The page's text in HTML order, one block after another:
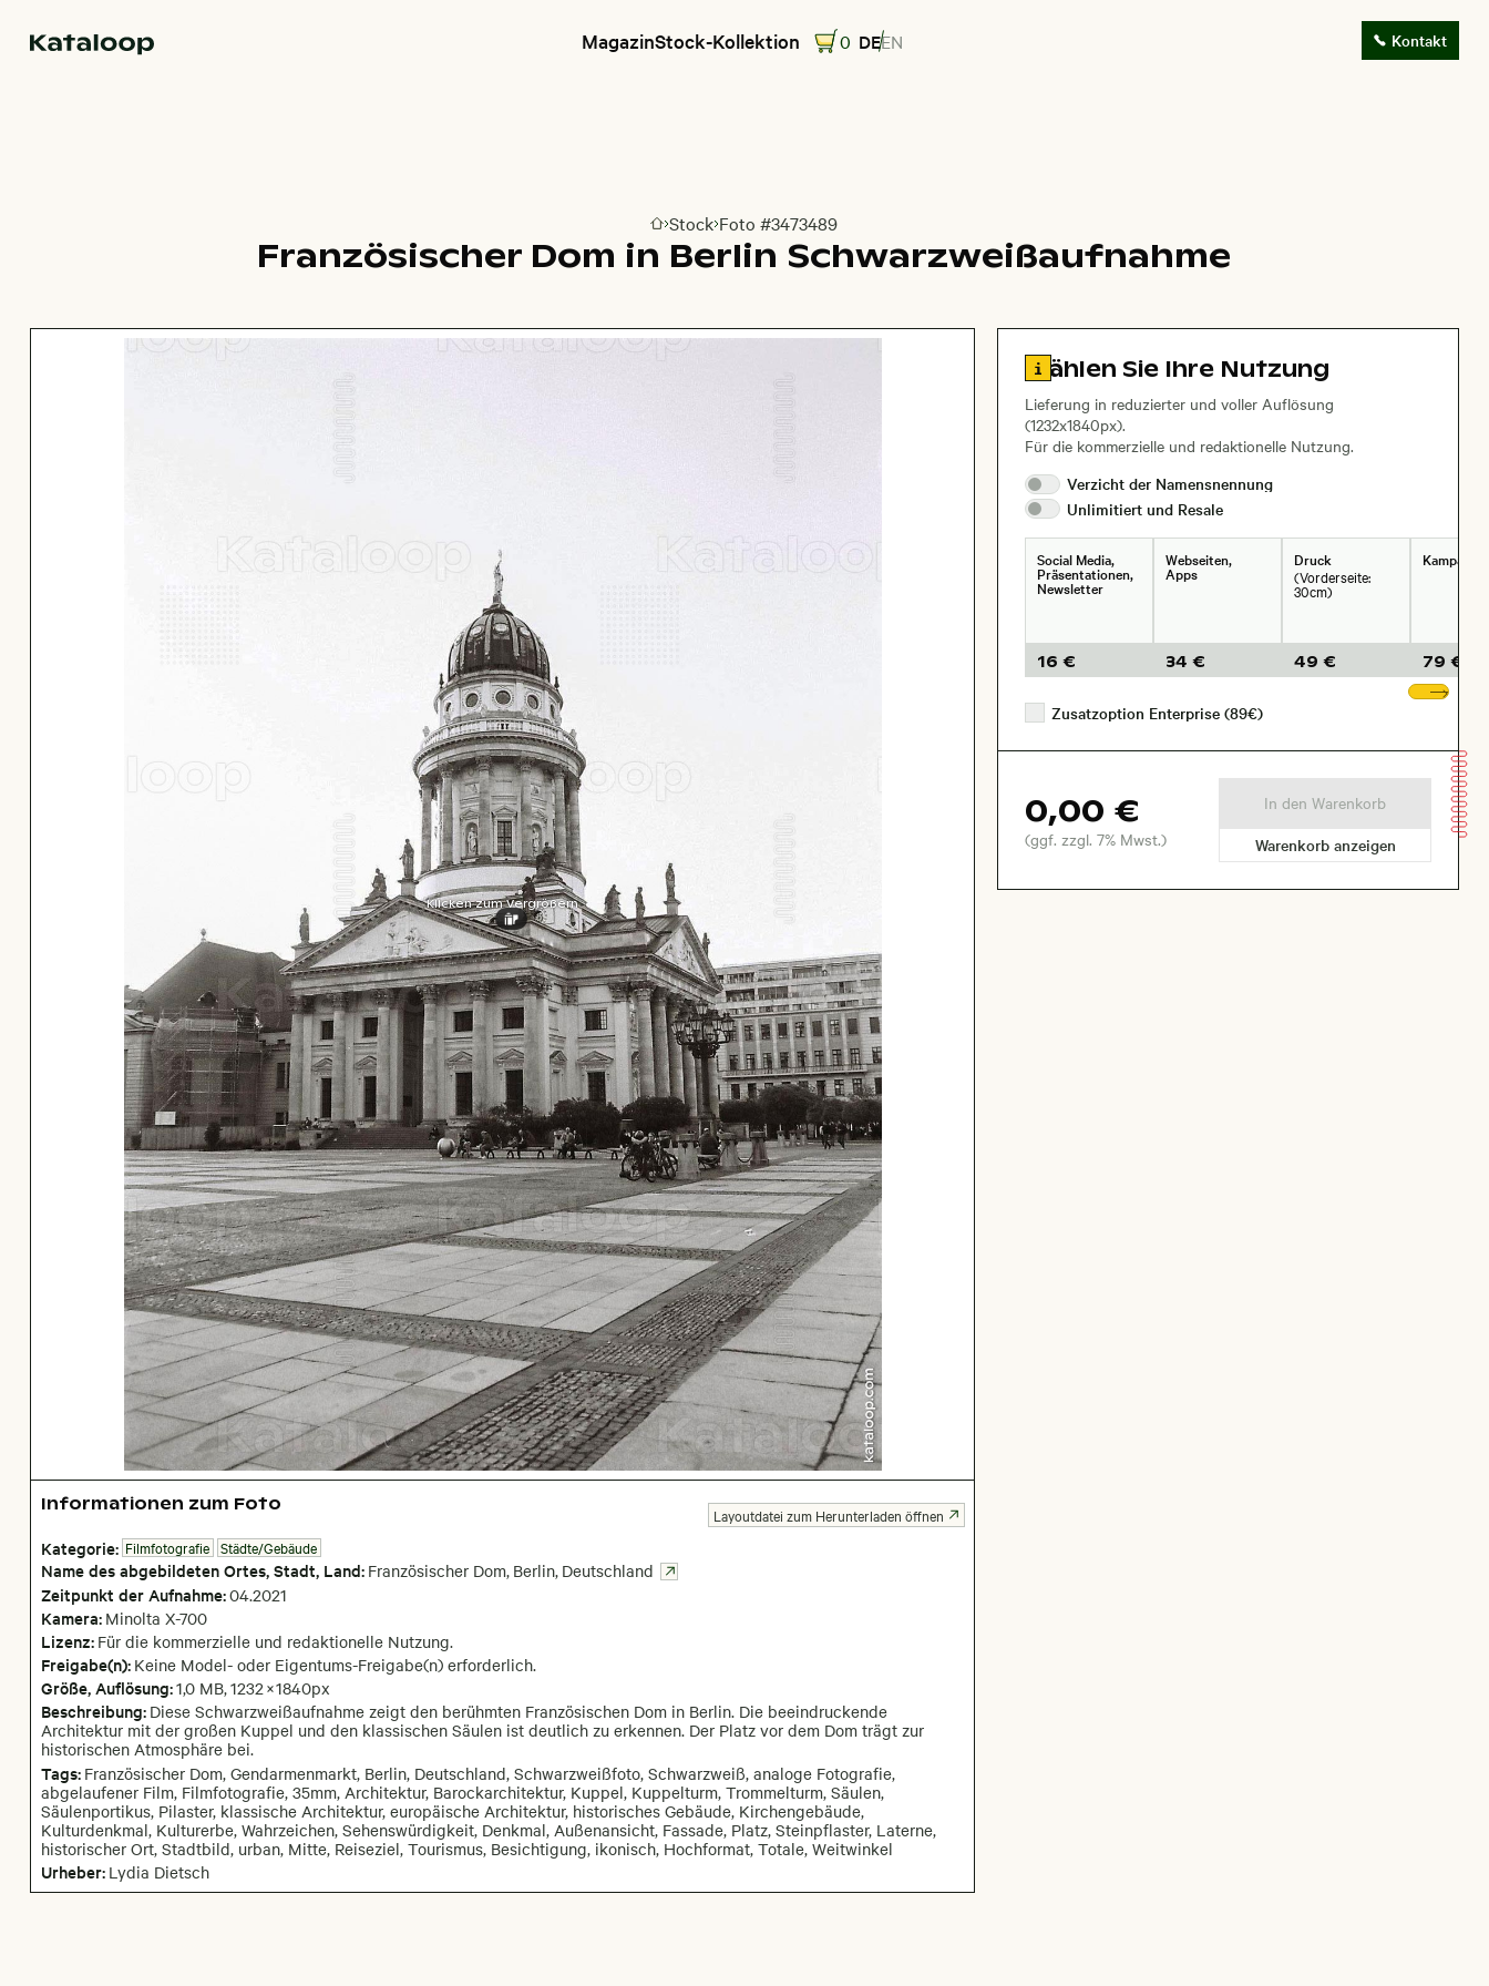
MagazinStock-Kollektion 0 DEEN Kontakt
Zur Homepage
Stock Foto #3473489
Französischer Dom in Berlin Schwarzweißaufnahme
Klicken zum Vergrößern
Informationen zum Foto
Kategorie: Filmfotografie Städte/Gebäude
Name des abgebildeten Ortes,Stadt, Land: Französischer Dom, Berlin, Deutschland
Zeitpunkt der Aufnahme:04.2021
Kamera: Minolta X-700
Lizenz: Für die kommerzielle und redaktionelle Nutzung.
Freigabe(n): Keine Model- oder Eigentums-Freigabe(n) erforderlich.
Größe, Auflösung:1,0 MB,1232×1840px
Beschreibung: Diese Schwarzweißaufnahme zeigt den berühmten Französischen Dom in Berlin. Die beeindruckende
Architektur mit der großen Kuppel und den klassischen Säulen ist deutlich zu erkennen. Der Platz vor dem Dom trägt zur
historischen Atmosphäre bei.
Tags: Französischer Dom, Gendarmenmarkt, Berlin, Deutschland, Schwarzweißfoto, Schwarzweiß, analoge Fotografie,
abgelaufener Film, Filmfotografie, 35mm, Architektur, Barockarchitektur, Kuppel, Kuppelturm, Trommelturm, Säulen,
Säulenportikus, Pilaster, klassische Architektur, europäische Architektur, historisches Gebäude, Kirchengebäude,
Kulturdenkmal, Kulturerbe, Wahrzeichen, Sehenswürdigkeit, Denkmal, Außenansicht, Fassade, Platz, Steinpflaster, Laterne,
historischer Ort, Stadtbild, urban, Mitte, Reiseziel, Tourismus, Besichtigung, ikonisch, Hochformat, Totale, Weitwinkel
Urheber: Lydia Dietsch
Layoutdatei zum Herunterladen öffnen
Zu den Lizenzinformationen springen
Wählen Sie Ihre Nutzung
Lieferung in reduzierter und voller Auflösung
(1232x1840px).
Für die kommerzielle und redaktionelle Nutzung.
Verzicht der Namensnennung
Unlimitiert und Resale
Social Media,
Präsentationen,
Newsletter
16 €
Webseiten,
Apps
34 €
Druck
(Vorderseite:
30cm)
49 €
79 €
Zusatzoption Enterprise (89€)
0,00 €
(ggf. zzgl. 7% Mwst.)
In den Warenkorb
Warenkorb anzeigen